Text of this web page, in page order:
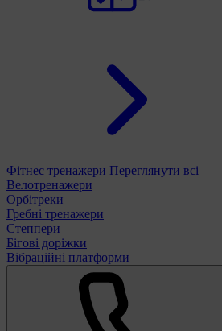
Фітнес тренажери Переглянути всі
Велотренажери
Орбітреки
Гребні тренажери
Степпери
Бігові доріжки
Вібраційні платформи